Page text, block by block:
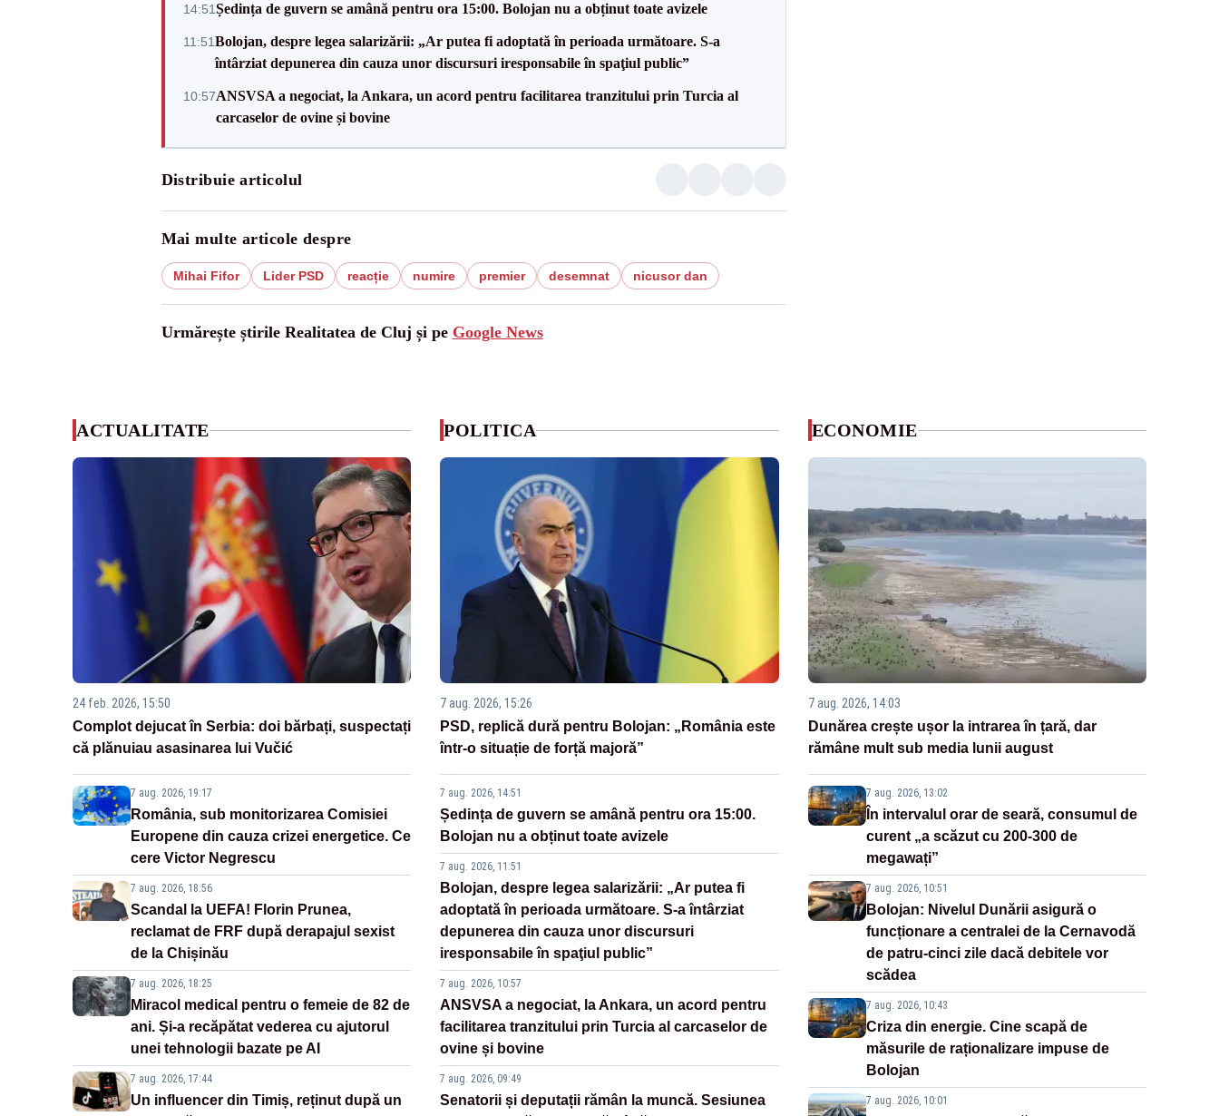
14:51Ședința de guvern se amână pentru ora 15:00. Bolojan nu a obținut toate avizele
11:51Bolojan, despre legea salarizării: „Ar putea fi adoptată în perioada următoare. S-a
întârziat depunerea din cauza unor discursuri iresponsabile în spaţiul public”
10:57ANSVSA a negociat, la Ankara, un acord pentru facilitarea tranzitului prin Turcia al
carcaselor de ovine și bovine
Distribuie articolul
Mai multe articole despre
Mihai Fifor Lider PSD reacție numire premier desemnat nicusor dan
Urmărește știrile Realitatea de Cluj și pe Google News
ACTUALITATE
24 feb. 2026, 15:50
Complot dejucat în Serbia: doi bărbați, suspectați
că plănuiau asasinarea lui Vučić
7 aug. 2026, 19:17
România, sub monitorizarea Comisiei
Europene din cauza crizei energetice. Ce
cere Victor Negrescu
7 aug. 2026, 18:56
Scandal la UEFA! Florin Prunea,
reclamat de FRF după derapajul sexist
de la Chișinău
7 aug. 2026, 18:25
Miracol medical pentru o femeie de 82 de
ani. Și-a recăpătat vederea cu ajutorul
unei tehnologii bazate pe AI
7 aug. 2026, 17:44
Un influencer din Timiș, reținut după un
POLITICA
7 aug. 2026, 15:26
PSD, replică dură pentru Bolojan: „România este
într-o situație de forță majoră”
7 aug. 2026, 14:51
Ședința de guvern se amână pentru ora 15:00.
Bolojan nu a obținut toate avizele
7 aug. 2026, 11:51
Bolojan, despre legea salarizării: „Ar putea fi
adoptată în perioada următoare. S-a întârziat
depunerea din cauza unor discursuri
iresponsabile în spaţiul public”
7 aug. 2026, 10:57
ANSVSA a negociat, la Ankara, un acord pentru
facilitarea tranzitului prin Turcia al carcaselor de
ovine și bovine
7 aug. 2026, 09:49
Senatorii și deputații rămân la muncă. Sesiunea
ECONOMIE
7 aug. 2026, 14:03
Dunărea crește ușor la intrarea în țară, dar
rămâne mult sub media lunii august
7 aug. 2026, 13:02
În intervalul orar de seară, consumul de
curent „a scăzut cu 200-300 de
megawați”
7 aug. 2026, 10:51
Bolojan: Nivelul Dunării asigură o
funcționare a centralei de la Cernavodă
de patru-cinci zile dacă debitele vor
scădea
7 aug. 2026, 10:43
Criza din energie. Cine scapă de
măsurile de raționalizare impuse de
Bolojan
7 aug. 2026, 10:01